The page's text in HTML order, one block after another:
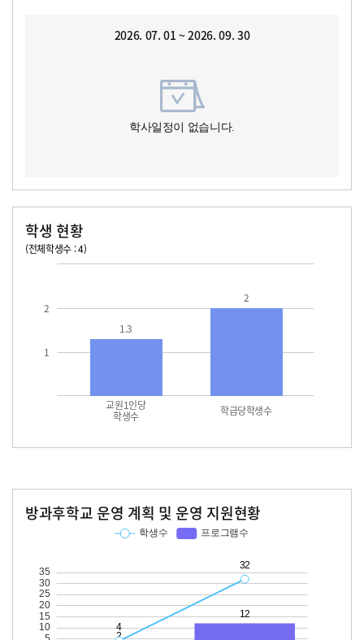
2026. 07. 01 ~ 2026. 09. 30
학사일정이 없습니다.
학생 현황
(전체학생수 : 4)
1
2
교원1인당
학생수 학급당학생수
1.3
2
방과후학교 운영 계획 및 운영 지원현황